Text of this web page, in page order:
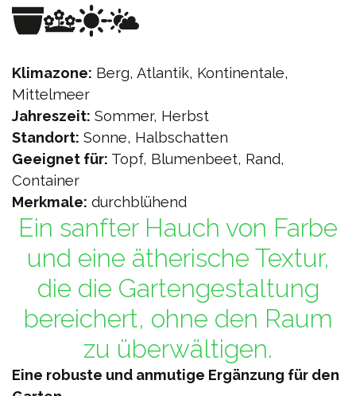
Klimazone: Berg, Atlantik, Kontinentale,
Mittelmeer
Jahreszeit: Sommer, Herbst
Standort: Sonne, Halbschatten
Geeignet für: Topf, Blumenbeet, Rand,
Container
Merkmale: durchblühend
Ein sanfter Hauch von Farbe
und eine ätherische Textur,
die die Gartengestaltung
bereichert, ohne den Raum
zu überwältigen.
Eine robuste und anmutige Ergänzung für den